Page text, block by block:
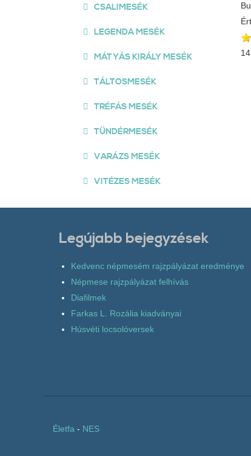
CSALIMESÉK
LEGENDA MESÉK
MÁTYÁS KIRÁLY MESÉK
TÁLTOSMESÉK
TRÉFÁS MESÉK
TÜNDÉRMESÉK
VARÁZS MESÉK
VITÉZES MESÉK
Legújabb bejegyzések
Kedvenc népmesém rajzpályázat eredménye
Népmese rajzpályázat felhívás
Diafilmek
Farkas L. Rozália kiadványai
Húsvéti locsolóversek
Életfa - NES